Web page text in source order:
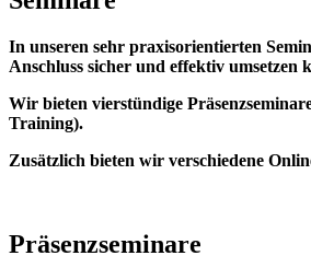
In unseren sehr praxisorientierten
Anschluss sicher und effektiv umsetzen
Wir bieten vierstündige
Training).
Zusätzlich bieten wir verschiedene
Präsenzseminare